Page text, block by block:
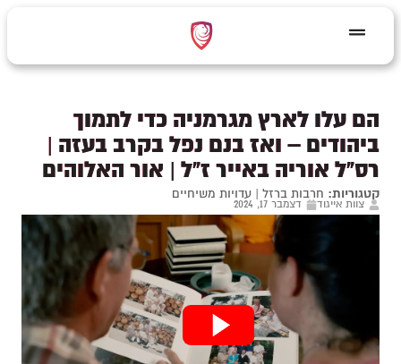
הם עלו לארץ מגרמניה כדי לתמוך
ביהודים – ואז בנם נפל בקרב בעזה |
רס"ל אוריה באייר ז"ל | אור האלוהים
קטגוריות: חרבות ברזל | עדויות משיחיים
צוות אייגוד דצמבר 17, 2024